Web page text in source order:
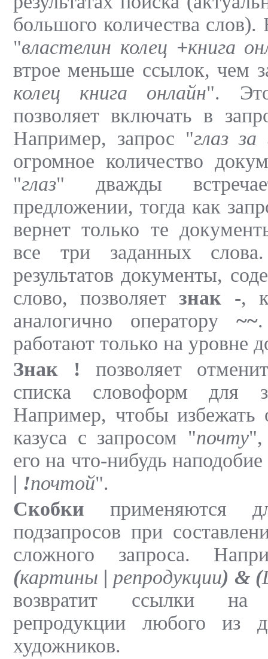
большого количества
"властелин колец +книга
втрое меньше ссылок, чем
колец книга онлайн".
позволяет включать в
Например, запрос "глаз за
огромное количество
"глаз" дважды
предложении, тогда как
вернет только те
все три заданных
результатов документы,
слово, позволяетзнак -,
аналогично оператору ~~
работают только на уровне
Знак ! позволяет
списка словоформ для
Например, чтобы избежать
казуса с запросом "почту",
его на что-нибудь
| !почтой".
Скобки применяются
подзапросов при
сложного запроса.
(картины | репродукции) & (
возвратит ссылки
репродукции любого из
художников.